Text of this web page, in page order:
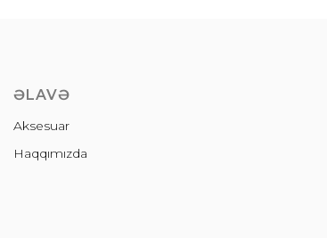
ƏLAVƏ
Aksesuar
Haqqımızda